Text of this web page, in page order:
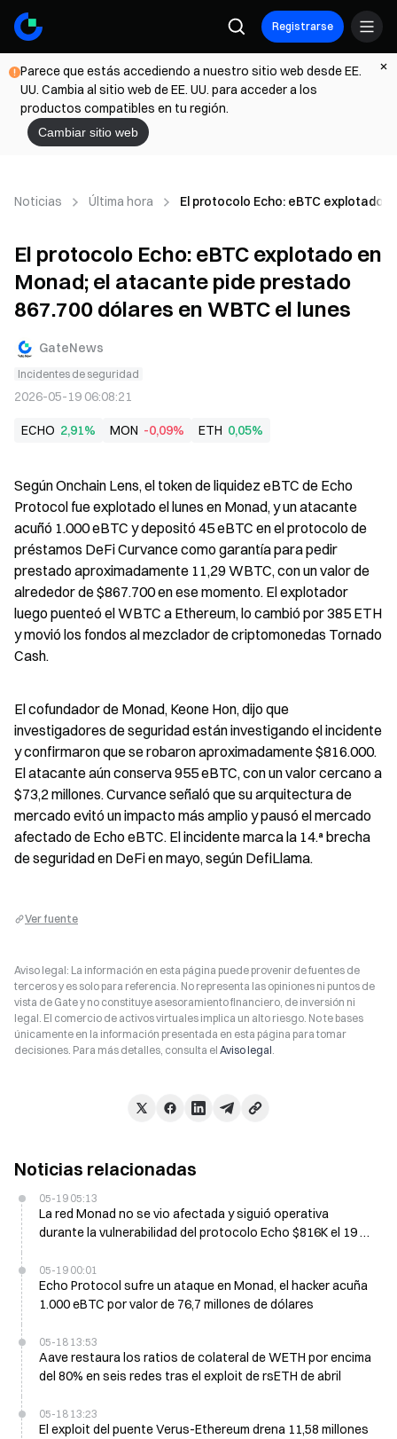
Registrarse
Parece que estás accediendo a nuestro sitio web desde EE.
UU. Cambia al sitio web de EE. UU. para acceder a los
productos compatibles en tu región.
Cambiar sitio web
Noticias Última hora El protocolo Echo: eBTC explotado
El protocolo Echo: eBTC explotado en
Monad; el atacante pide prestado
867.700 dólares en WBTC el lunes
GateNews
Incidentes de seguridad
2026-05-19 06:08:21
ECHO 2,91% MON -0,09% ETH 0,05%
Según Onchain Lens, el token de liquidez eBTC de Echo
Protocol fue explotado el lunes en Monad, y un atacante
acuñó 1.000 eBTC y depositó 45 eBTC en el protocolo de
préstamos DeFi Curvance como garantía para pedir
prestado aproximadamente 11,29 WBTC, con un valor de
alrededor de $867.700 en ese momento. El explotador
luego puenteó el WBTC a Ethereum, lo cambió por 385 ETH
y movió los fondos al mezclador de criptomonedas Tornado
Cash.
El cofundador de Monad, Keone Hon, dijo que
investigadores de seguridad están investigando el incidente
y confirmaron que se robaron aproximadamente $816.000.
El atacante aún conserva 955 eBTC, con un valor cercano a
$73,2 millones. Curvance señaló que su arquitectura de
mercado evitó un impacto más amplio y pausó el mercado
afectado de Echo eBTC. El incidente marca la 14.ª brecha
de seguridad en DeFi en mayo, según DefiLlama.
Ver fuente
Aviso legal: La información en esta página puede provenir de fuentes de
terceros y es solo para referencia. No representa las opiniones ni puntos de
vista de Gate y no constituye asesoramiento financiero, de inversión ni
legal. El comercio de activos virtuales implica un alto riesgo. No te bases
únicamente en la información presentada en esta página para tomar
decisiones. Para más detalles, consulta el Aviso legal.
Noticias relacionadas
05-19 05:13
La red Monad no se vio afectada y siguió operativa
durante la vulnerabilidad del protocolo Echo $816K el 19 de
05-19 00:01
Echo Protocol sufre un ataque en Monad, el hacker acuña
1.000 eBTC por valor de 76,7 millones de dólares
05-18 13:53
Aave restaura los ratios de colateral de WETH por encima
del 80% en seis redes tras el exploit de rsETH de abril
05-18 13:23
El exploit del puente Verus-Ethereum drena 11,58 millones